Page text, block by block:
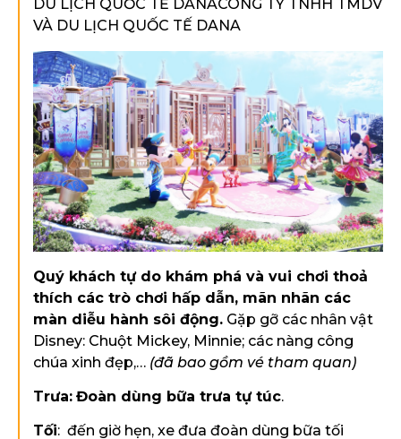
Quý khách tự do khám phá và vui chơi thoả
thích các trò chơi hấp dẫn, mãn nhãn các
màn diễu hành sôi động. Gặp gỡ các nhân vật
Disney: Chuột Mickey, Minnie; các nàng công
chúa xinh đẹp,… (đã bao gồm vé tham quan)
Trưa: Đoàn dùng bữa trưa tự túc.
Tối: đến giờ hẹn, xe đưa đoàn dùng bữa tối